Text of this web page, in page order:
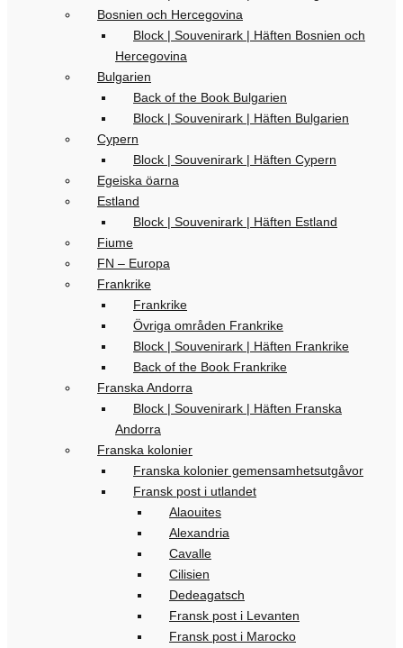
Bosnien och Hercegovina
Block | Souvenirark | Häften Bosnien och
Hercegovina
Bulgarien
Back of the Book Bulgarien
Block | Souvenirark | Häften Bulgarien
Cypern
Block | Souvenirark | Häften Cypern
Egeiska öarna
Estland
Block | Souvenirark | Häften Estland
Fiume
FN – Europa
Frankrike
Frankrike
Övriga områden Frankrike
Block | Souvenirark | Häften Frankrike
Back of the Book Frankrike
Franska Andorra
Block | Souvenirark | Häften Franska
Andorra
Franska kolonier
Franska kolonier gemensamhetsutgåvor
Fransk post i utlandet
Alaouites
Alexandria
Cavalle
Cilisien
Dedeagatsch
Fransk post i Levanten
Fransk post i Marocko